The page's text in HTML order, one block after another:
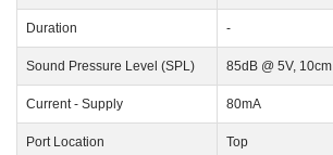
Duration -
Sound Pressure Level (SPL) 85dB @ 5V, 10cm
Current - Supply 80mA
Port Location Top